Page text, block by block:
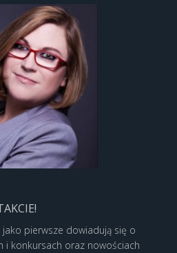
pierwsze dowiadują się o
i konkursach oraz nowościach